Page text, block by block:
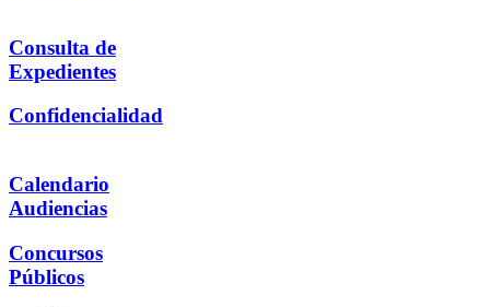
Consulta de
Expedientes
Confidencialidad
Calendario
Audiencias
Concursos
Públicos